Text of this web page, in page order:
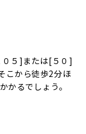
０５]または[５０]
こから徒歩2分ほ
かるでしょう。